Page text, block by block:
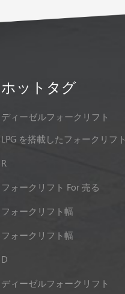
ホットタグ
ディーゼルフォークリフト
LPG を搭載したフォークリフト
R
フォークリフト For 売る
フォークリフト幅
フォークリフト幅
D
ディーゼルフォークリフト